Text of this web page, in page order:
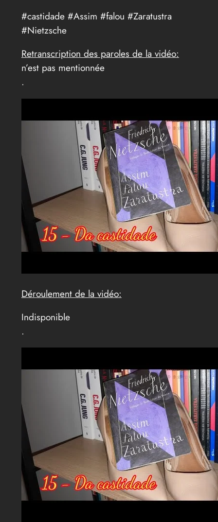
#castidade #Assim #falou #Zaratustra
#Nietzsche
Retranscription des paroles de la vidéo:
n’est pas mentionnée
.
Déroulement de la vidéo:
Indisponible
.